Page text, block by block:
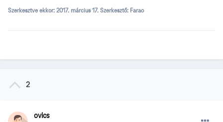
Szerkesztve ekkor: 2017. március 17. Szerkesztő: Farao
2
ovics